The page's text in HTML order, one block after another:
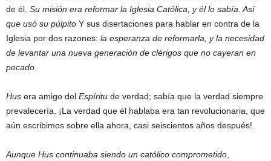
de él. Su misión era reformar la Iglesia Católica, y él lo sabía. Así
que usó su púlpito Y sus disertaciones para hablar en contra de la
Iglesia por dos razones: la esperanza de reformarla, y la necesidad
de levantar una nueva generación de clérigos que no cayeran en
pecado
Hus era amigo del Espíritu de verdad; sabía que la verdad siempre
prevalecería. ¡La verdad que él hablaba era tan revolucionaria, que
aún escribimos sobre ella ahora, casi seiscientos años después!.
Aunque Hus continuaba siendo un católico comprometido